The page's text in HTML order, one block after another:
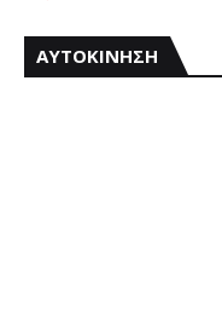
ΑΥΤΟΚΙΝΗΣΗ